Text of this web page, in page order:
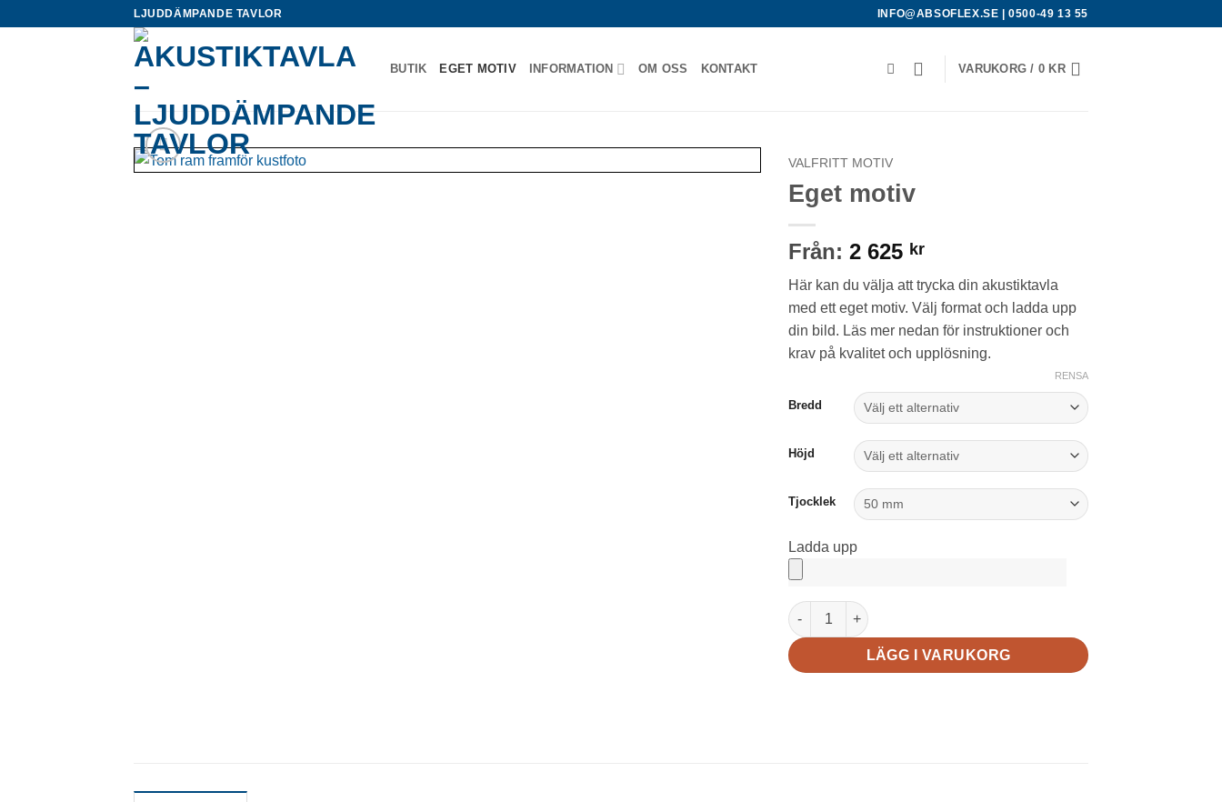
LJUDDÄMPANDE TAVLOR INFO@ABSOFLEX.SE |0500-49 13 55
BUTIK EGET MOTIV INFORMATION OM OSS KONTAKT VARUKORG / 0 KR
VALFRITT MOTIV
Eget motiv
Från: 2 625 kr
Här kan du välja att trycka din akustiktavla
med ett eget motiv. Välj format och ladda upp
din bild. Läs mer nedan för instruktioner och
krav på kvalitet och upplösning.
Bredd
Höjd
Tjocklek
RENSA
Ladda upp
Eget motiv mängd
LÄGG I VARUKORG